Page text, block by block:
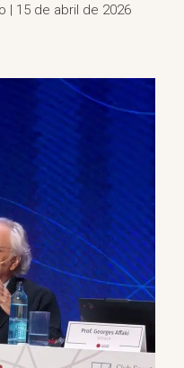
| 15 de abril de 2026